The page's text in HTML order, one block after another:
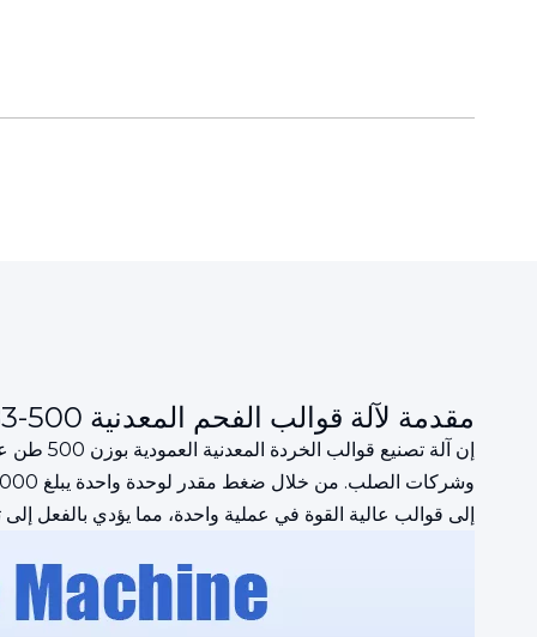
مقدمة لآلة قوالب الفحم المعدنية Y83-500
إن آلة
إلى قوالب عالية القوة في عملية واحدة، مما يؤدي بالفعل